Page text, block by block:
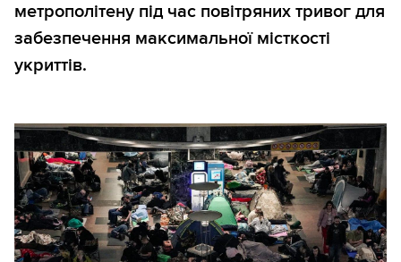
метрополітену під час повітряних тривог для
забезпечення максимальної місткості
укриттів.